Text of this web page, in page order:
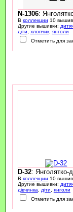
N-1306:
В коллекции 10
Другие вышивки:
діти
хлопчик, янголи
Отметить для
D-32: Янголятко-
В коллекции 10
Другие вышивки:
дівчинка, діти, янголи
Отметить для